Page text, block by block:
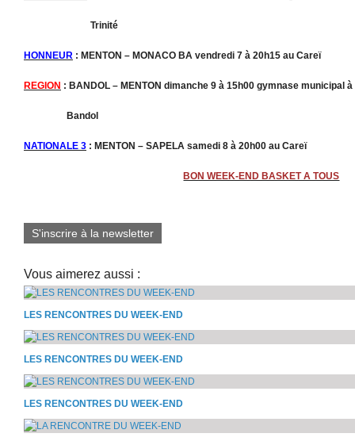
Trinité
HONNEUR : MENTON – MONACO BA vendredi 7 à 20h15 au Careï
REGION : BANDOL – MENTON dimanche 9 à 15h00 gymnase municipal à
Bandol
NATIONALE 3 : MENTON – SAPELA samedi 8 à 20h00 au Careï
BON WEEK-END BASKET A TOUS
S'inscrire à la newsletter
Vous aimerez aussi :
LES RENCONTRES DU WEEK-END
LES RENCONTRES DU WEEK-END
LES RENCONTRES DU WEEK-END